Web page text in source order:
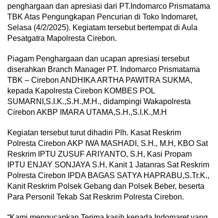
penghargaan dan apresiasi dari PT.Indomarco Prismatama
TBK Atas Pengungkapan Pencurian di Toko Indomaret,
Selasa (4/2/2025). Kegiatam tersebut bertempat di Aula
Pesatgatra Mapolresta Cirebon.
Piagam Penghargaan dan ucapan apresiasi tersebut
diserahkan Branch Manager PT. Indomarco Prismatama
TBK – Cirebon ANDHIKA ARTHA PAWITRA SUKMA,
kepada Kapolresta Cirebon KOMBES POL
SUMARNI,S.I.K.,S.H.,M.H., didampingi Wakapolresta
Cirebon AKBP IMARA UTAMA,S.H.,S.I.K.,M.H
Kegiatan tersebut turut dihadiri Plh. Kasat Reskrim
Polresta Cirebon AKP IWA MASHADI, S.H., M.H, KBO Sat
Reskrim IPTU ZUSUF ARIYANTO, S.H, Kasi Propam
IPTU ENJAY SONJAYA S.H, Kanit 1 Jatanras Sat Reskrim
Polresta Cirebon IPDA BAGAS SATYA HAPRABU,S.Tr.K.,
Kanit Reskrim Polsek Gebang dan Polsek Beber, beserta
Para Personil Tekab Sat Reskrim Polresta Cirebon.